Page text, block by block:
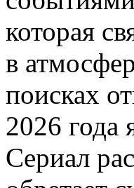
которая
в
поисках
2026 года
Сериал